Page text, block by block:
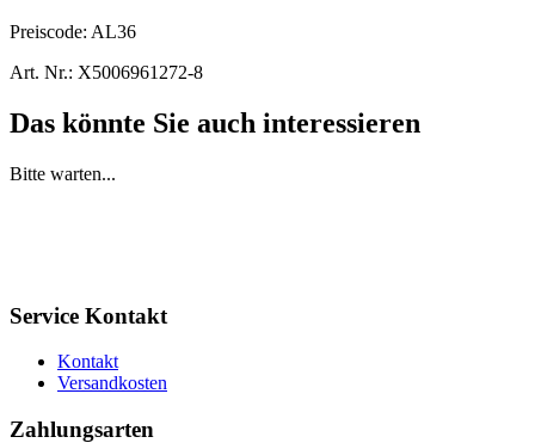
Preiscode: AL36
Art. Nr.: X5006961272-8
Das könnte Sie auch interessieren
Bitte warten...
Service Kontakt
Kontakt
Versandkosten
Zahlungsarten